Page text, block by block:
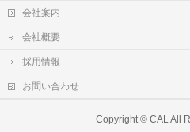
会社案内
会社概要
採用情報
お問い合わせ
Copyright ©CAL All